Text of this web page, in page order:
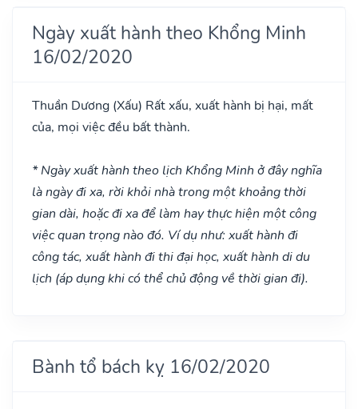
Ngày xuất hành theo Khổng Minh
16/02/2020
Thuần Dương (Xấu) Rất xấu, xuất hành bị hại, mất
của, mọi việc đều bất thành.
* Ngày xuất hành theo lịch Khổng Minh ở đây nghĩa
là ngày đi xa, rời khỏi nhà trong một khoảng thời
gian dài, hoặc đi xa để làm hay thực hiện một công
việc quan trọng nào đó. Ví dụ như: xuất hành đi
công tác, xuất hành đi thi đại học, xuất hành di du
lịch (áp dụng khi có thể chủ động về thời gian đi).
Bành tổ bách kỵ 16/02/2020